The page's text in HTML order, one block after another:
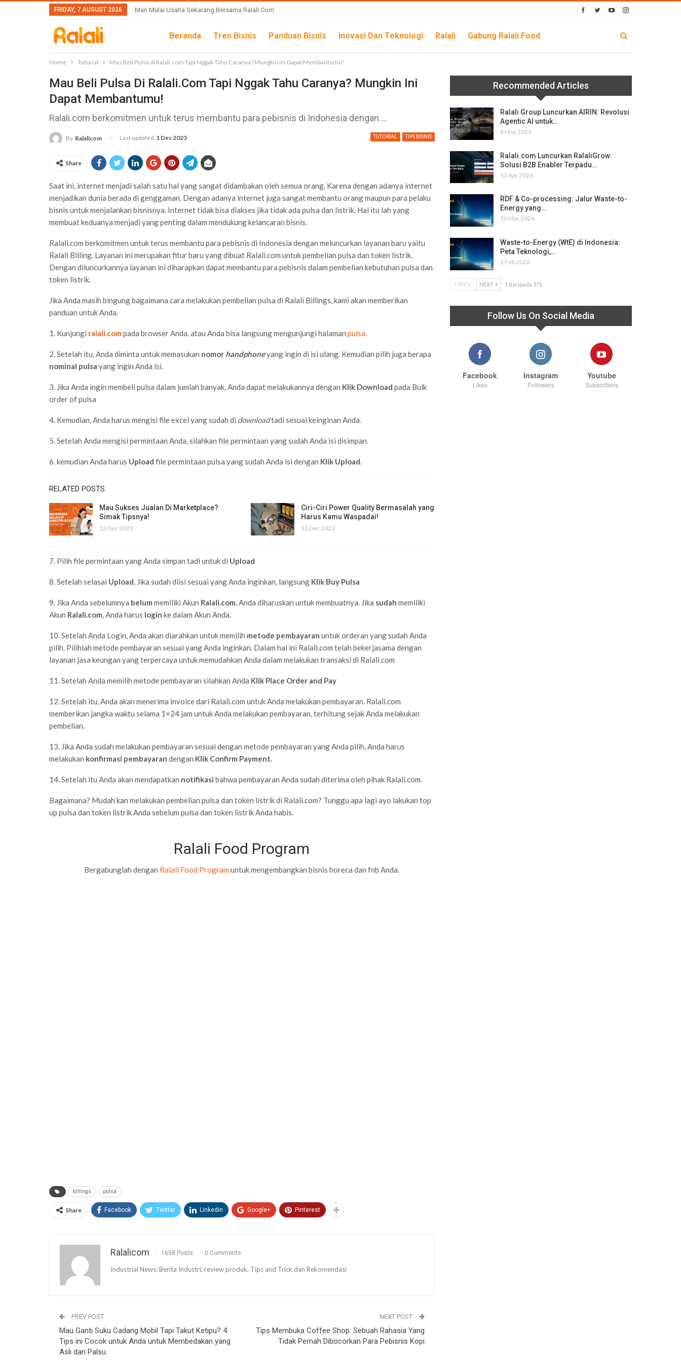
FRIDAY, 7 AUGUST 2026 Mari Mulai Usaha Sekarang Bersama Ralali.com
Beranda Tren Bisnis Panduan Bisnis Inovasi Dan Teknologi Ralali Gabung Ralali Food
Home Tutorial Mau Beli Pulsa di Ralali.com Tapi Nggak Tahu Caranya? Mungkin ini Dapat Membantumu!
Mau Beli Pulsa Di Ralali.com Tapi Nggak Tahu Caranya? Mungkin Ini
Dapat Membantumu!
Ralali.com berkomitmen untuk terus membantu para pebisnis di Indonesia dengan....
TUTORIAL TIPS BISNIS
By Ralalicom Last updated 1 Dec 2023
Share
Saat ini, internet menjadi salah satu hal yang sangat didambakan oleh semua orang. Karena dengan adanya internet
menjadikan dunia berada di genggaman. Dengan adanya internet juga sangat membantu orang maupun para pelaku
bisnis untuk menjalankan bisnisnya. Internet tidak bisa diakses jika tidak ada pulsa dan listrik. Hal itu lah yang
membuat keduanya menjadi yang penting dalam mendukung kelancaran bisnis.
Ralali.com berkomitmen untuk terus membantu para pebisnis di Indonesia dengan meluncurkan layanan baru yaitu
Ralali Billing. Layanan ini merupakan fitur baru yang dibuat Ralali.com untuk pembelian pulsa dan token listrik.
Dengan diluncurkannya layanan ini diharapkan dapat membantu para pebisnis dalam pembelian kebutuhan pulsa dan
token listrik.
Jika Anda masih bingung bagaimana cara melakukan pembelian pulsa di Ralali Billings, kami akan memberikan
panduan untuk Anda.
1. Kunjungi ralali.com pada browser Anda. atau Anda bisa langsung mengunjungi halaman pulsa.
2. Setelah itu, Anda diminta untuk memasukan nomor handphoneyang ingin di isi ulang. Kemudian pilih juga berapa
nominal pulsa yang ingin Anda isi.
3. Jika Anda ingin membeli pulsa dalam jumlah banyak, Anda dapat melakukannya dengan Klik Download pada Bulk
order of pulsa
4. Kemudian, Anda harus mengisi file excel yang sudah di downloadtadi sesuai keinginan Anda.
5. Setelah Anda mengisi permintaan Anda, silahkan file permintaan yang sudah Anda isi disimpan.
6. kemudian Anda harus Upload file permintaan pulsa yang sudah Anda isi dengan Klik Upload.
RELATED POSTS
Mau Sukses Jualan Di Marketplace?
Simak Tipsnya!
13 Dec 2023
Ciri-Ciri Power Quality Bermasalah yang
Harus Kamu Waspadai!
13 Dec 2023
7. Pilih file permintaan yang Anda simpan tadi untuk di Upload
8. Setelah selasai Upload , Jika sudah diisi sesuai yang Anda inginkan, langsung Klik Buy Pulsa
9. Jika Anda sebelumnya belum memiliki Akun Ralali.com , Anda diharuskan untuk membuatnya. Jika sudah memiliki
Akun Ralali.com , Anda harus login ke dalam Akun Anda.
10. Setelah Anda Login, Anda akan diarahkan untuk memilih metode pembayaran untuk orderan yang sudah Anda
pilih. Pilihlah metode pembayaran sesuai yang Anda inginkan. Dalam hal ini Ralali.com telah bekerjasama dengan
layanan jasa keungan yang terpercaya untuk memudahkan Anda dalam melakukan transaksi di Ralali.com
11. Setelah Anda memilih metode pembayaran silahkan Anda Klik Place Order and Pay
12. Setelah itu, Anda akan menerima invoice dari Ralali.com untuk Anda melakukan pembayaran. Ralali.com
memberikan jangka waktu selama 1×24 jam untuk Anda melakukan pembayaran, terhitung sejak Anda melakukan
pembelian.
13. Jika Anda sudah melakukan pembayaran sesuai dengan metode pembayaran yang Anda pilih, Anda harus
melakukan konfirmasi pembayaran dengan Klik Confirm Payment.
14. Setelah itu Anda akan mendapatkan notifikasi bahwa pembayaran Anda sudah diterima oleh pihak Ralali.com.
Bagaimana? Mudah kan melakukan pembelian pulsa dan token listrik di Ralali.com? Tunggu apa lagi ayo lakukan top
up pulsa dan token listrik Anda sebelum pulsa dan token listrik Anda habis.
Ralali Food Program
Bergabunglah dengan Ralali Food Program untuk mengembangkan bisnis horeca dan fnb Anda.
billings pulsa
Share Facebook Twitter Linkedin Google+ Pinterest
Ralalicom 1658 Posts 0 Comments
Industrial News: Berita Industri, review produk, Tips and Trick dan Rekomendasi
PREV POST
Mau Ganti Suku Cadang Mobil Tapi Takut Ketipu? 4
Tips ini Cocok untuk Anda untuk Membedakan yang
Asli dan Palsu
NEXT POST
Tips Membuka Coffee Shop: Sebuah Rahasia Yang
Tidak Pernah Dibocorkan Para Pebisnis Kopi
Recommended Articles
Ralali Group Luncurkan AIRIN: Revolusi
Agentic AI untuk…
8 May 2026
Ralali.com Luncurkan RalaliGrow:
Solusi B2B Enabler Terpadu…
13 Apr 2026
RDF & Co-processing: Jalur Waste-to-
Energy yang…
10 Mar 2026
Waste-to-Energy (WtE) di Indonesia:
Peta Teknologi,…
2 Feb 2026
PREV NEXT 1 daripada 371
Follow Us On Social Media
Facebook
Likes
Instagram
Followers
Youtube
Subscribers